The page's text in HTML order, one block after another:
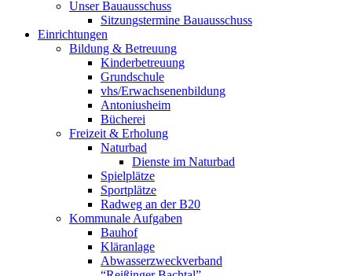
Unser Bauausschuss
Sitzungstermine Bauausschuss
Einrichtungen
Bildung & Betreuung
Kinderbetreuung
Grundschule
vhs/Erwachsenenbildung
Antoniusheim
Bücherei
Freizeit & Erholung
Naturbad
Dienste im Naturbad
Spielplätze
Sportplätze
Radweg an der B20
Kommunale Aufgaben
Bauhof
Kläranlage
Abwasserzweckverband